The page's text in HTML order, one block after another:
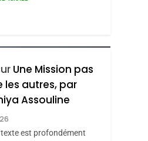
DIGNE ET
MA
Par Thérèse
Dvir
NOUS
– Jacques
Une Mission pas
les autres, par
Assouline
est profondément